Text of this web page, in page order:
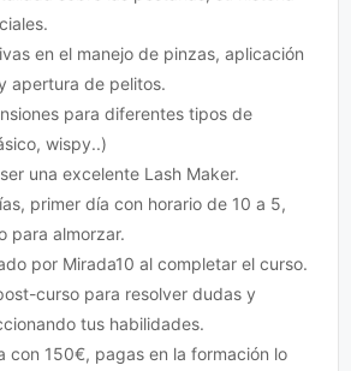
en el manejo de pinzas, aplicación
apertura de pelitos.
para diferentes tipos de
wispy..)
una excelente Lash Maker.
primer día con horario de 10 a 5,
para almorzar.
por Mirada10 al completar el curso.
curso para resolver dudas y
tus habilidades.
con 150€, pagas en la formación lo